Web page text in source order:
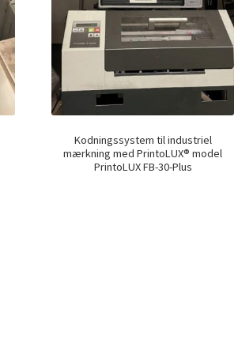
Kodningssystem til industriel
mærkning med PrintoLUX® model
PrintoLUX FB-30-Plus